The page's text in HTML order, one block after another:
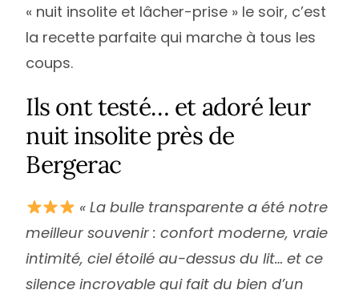
« nuit insolite et lâcher-prise » le soir, c’est
la recette parfaite qui marche à tous les
coups.
Ils ont testé… et adoré leur
nuit insolite près de
Bergerac
« La bulle transparente a été notre
meilleur souvenir : confort moderne, vraie
intimité, ciel étoilé au-dessus du lit… et ce
silence incroyable qui fait du bien d’un